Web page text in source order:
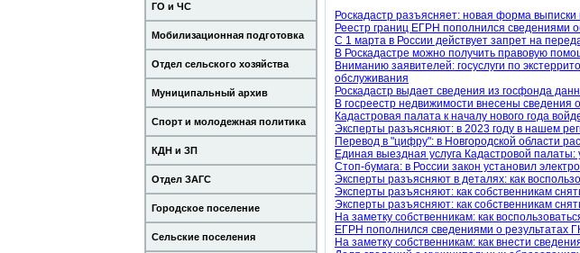
ГО и ЧС
Мобилизационная подготовка
Отдел сельского хозяйства
Муниципальный архив
Спорт и молодежная политика
КДН и ЗП
Отдел ЗАГС
Городское поселение
Сельские поселения
Роскадастр разъясняет: новая форма
Реестр границ ЕГРН пополнился сведениями
С 1 марта в России действует запрет на
В Роскадастре можно получить правовую
Вниманию заявителей: госуслуги по
обслуживания
Роскадастр выдает сведения из госфонда
В госреестр недвижимости внесены сведения
Кадастровая палата к началу нового года
Эксперты разъясняют: в 2023 году в нашем
Перевод в "цифру": в Новгородской области
Единая выездная услуга Кадастровой
Стоп-бумага: в России закон установил
Эксперты разъясняют в деталях: как
Эксперты разъясняют: как собственникам
Эксперты разъясняют: как собственникам
На заметку собственникам: как
ЕГРН пополнился сведениями о результатах
На заметку собственникам: как внести